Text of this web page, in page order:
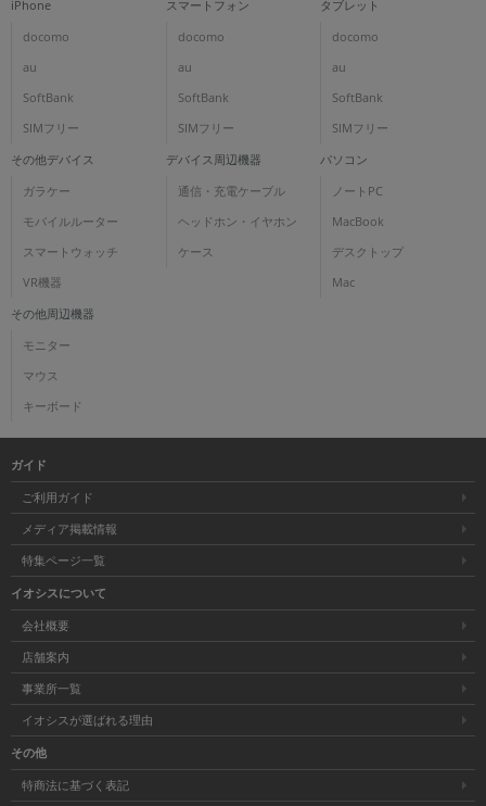
iPhone
docomo
au
SoftBank
SIMフリー
スマートフォン
docomo
au
SoftBank
SIMフリー
タブレット
docomo
au
SoftBank
SIMフリー
その他デバイス
ガラケー
モバイルルーター
スマートウォッチ
VR機器
デバイス周辺機器
通信・充電ケーブル
ヘッドホン・イヤホン
ケース
パソコン
ノートPC
MacBook
デスクトップ
Mac
その他周辺機器
モニター
マウス
キーボード
ガイド
ご利用ガイド
メディア掲載情報
特集ページ一覧
イオシスについて
会社概要
店舗案内
事業所一覧
イオシスが選ばれる理由
その他
特商法に基づく表記